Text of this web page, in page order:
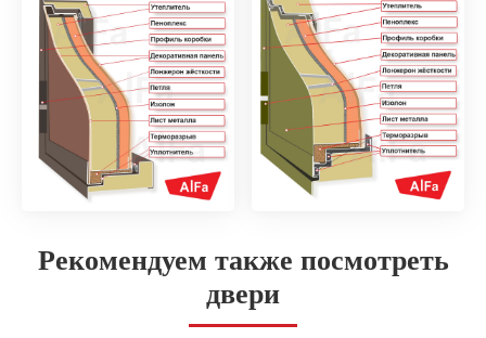
Рекомендуем также посмотреть
двери